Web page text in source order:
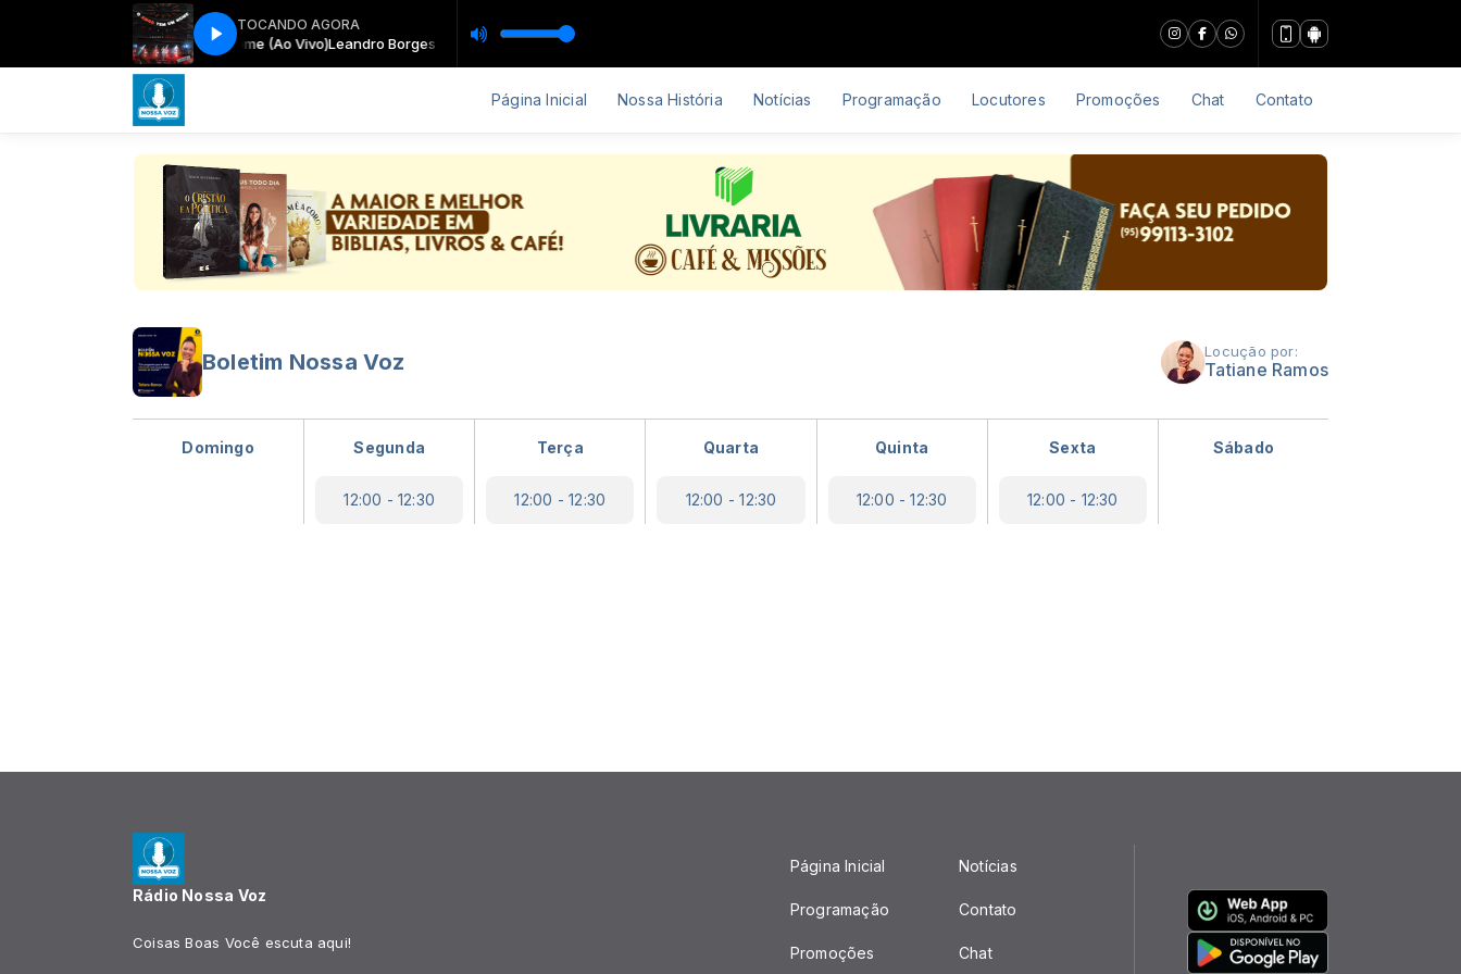
TOCANDO AGORA
Borges O Amor Tem Um Nome (Ao Vivo)Leandro Borges O Amor Tem Um Nome (Ao Vivo)
Página Inicial Nossa História Notícias Programação Locutores Promoções Chat Contato
Boletim Nossa Voz Locução por:
Tatiane Ramos
Domingo Segunda
12:00 - 12:30
Terça
12:00 - 12:30
Quarta
12:00 - 12:30
Quinta
12:00 - 12:30
Sexta
12:00 - 12:30
Sábado
Rádio Nossa Voz
Coisas Boas Você escuta aqui!
Página Inicial
Programação
Promoções
Notícias
Contato
Chat